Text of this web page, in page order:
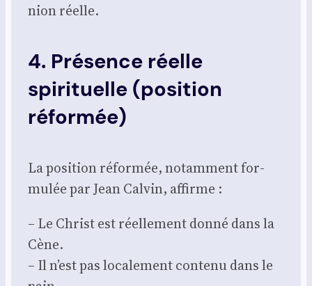
nion réelle.
4. Présence réelle
spirituelle (position
réformée)
La posi­tion réfor­mée, notam­ment for­
mu­lée par Jean Cal­vin, affirme :
– Le Christ est réel­le­ment don­né dans la
Cène.
– Il n’est pas loca­le­ment conte­nu dans le